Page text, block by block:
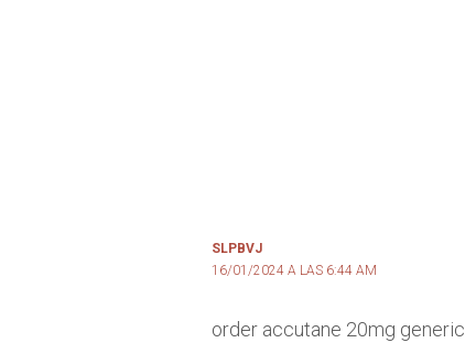
SLPBVJ
16/01/2024 A LAS 6:44 AM
order accutane 20mg generic